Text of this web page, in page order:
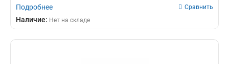
Подробнее Сравнить
Наличие: Нет на складе